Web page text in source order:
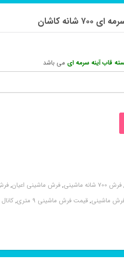
کاشان
قاب آینه سرمه ای می باشد
,فرش 700 شانه ماشینی ,فرش ماشینی اعیان,
ماشینی,قیمت فرش ماشینی 9 متری ,